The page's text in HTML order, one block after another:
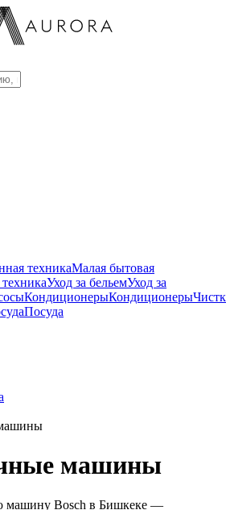
техникаМалая бытовая
Уход за бельемУход за
КондиционерыКондиционеры
Посуда
машины
машину Bosch в Бишкеке —